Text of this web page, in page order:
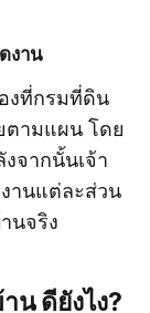
งาน
งที่กรมที่ดิน
ตามแผน โดย
งจากนั้นเจ้า
านแต่ละส่วน
นจริง
น ดียังไง?